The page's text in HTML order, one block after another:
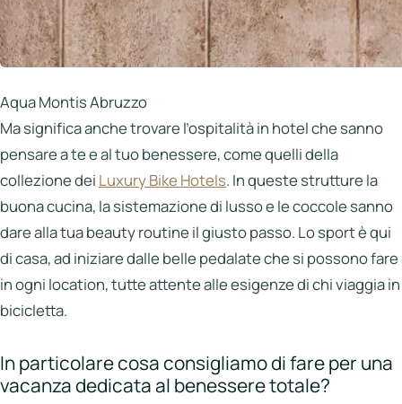
Aqua Montis Abruzzo
Ma significa anche trovare l’ospitalità in hotel che sanno
pensare a te e al tuo benessere, come quelli della
collezione dei Luxury Bike Hotels. In queste strutture la
buona cucina, la sistemazione di lusso e le coccole sanno
dare alla tua beauty routine il giusto passo. Lo sport è qui
di casa, ad iniziare dalle belle pedalate che si possono fare
in ogni location, tutte attente alle esigenze di chi viaggia in
bicicletta.
In particolare cosa consigliamo di fare per una
vacanza dedicata al benessere totale?